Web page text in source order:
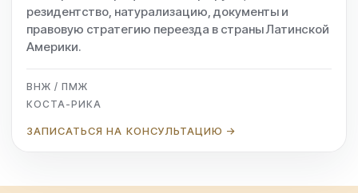
резидентство, натурализацию, документы и
правовую стратегию переезда в страны Латинской
Америки.
ВНЖ / ПМЖ
КОСТА-РИКА
ЗАПИСАТЬСЯ НА КОНСУЛЬТАЦИЮ →